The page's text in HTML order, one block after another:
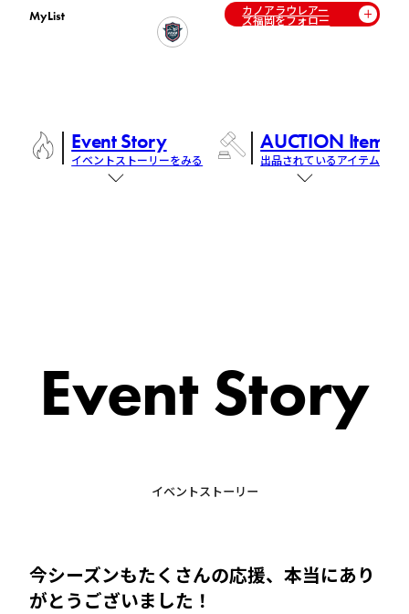
MyList カノアラウレアー
ズ福岡をフォロー
Event Story
イベントストーリーをみる
AUCTION Items
出品されているアイテム
Event Story
イベントストーリー
今シーズンもたくさんの応援、本当にあり
がとうございました！